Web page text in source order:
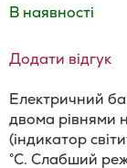
В наявності
Додати відгук
Електричний
двома рівнями
(індикатор
°C. Слабший